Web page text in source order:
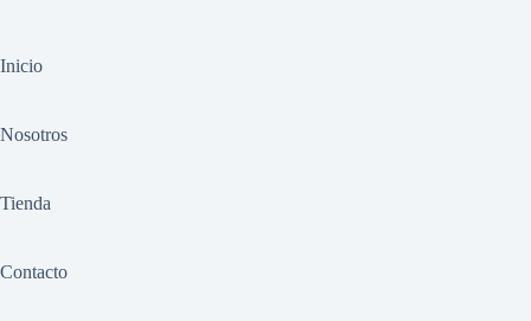
Inicio
Nosotros
Tienda
Contacto